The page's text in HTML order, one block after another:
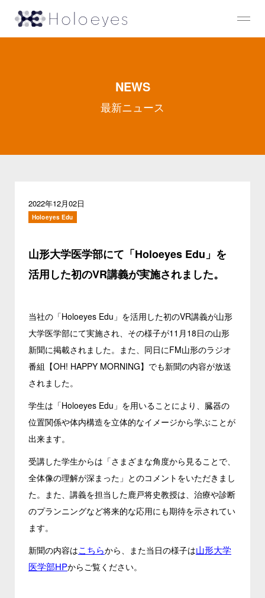
NEWS
最新ニュース
2022年12月02日
Holoeyes Edu
山形大学医学部にて「Holoeyes Edu」を
活用した初のVR講義が実施されました。
当社の「Holoeyes Edu」を活用した初のVR講義が山形
大学医学部にて実施され、その様子が11月18日の山形
新聞に掲載されました。また、同日にFM山形のラジオ
番組【OH! HAPPY MORNING】でも新聞の内容が放送
されました。
学生は「Holoeyes Edu」を用いることにより、臓器の
位置関係や体内構造を立体的なイメージから学ぶことが
出来ます。
受講した学生からは「さまざまな角度から見ることで、
全体像の理解が深まった」とのコメントをいただきまし
た。また、講義を担当した鹿戸将史教授は、治療や診断
のプランニングなど将来的な応用にも期待を示されてい
ます。
新聞の内容はこちらから、また当日の様子は山形大学
医学部HPからご覧ください。